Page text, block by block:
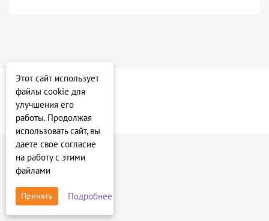
Этот сайт использует
файлы cookie для
улучшения его
работы. Продолжая
использовать сайт, вы
даете свое согласие
на работу с этими
файлами
Принять Подробнее